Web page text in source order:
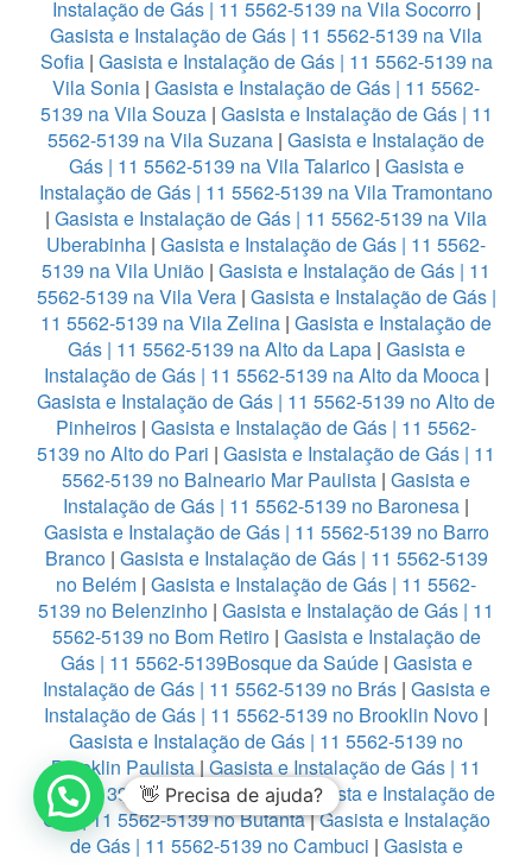
Instalação de Gás | 11 5562-5139 na Vila Socorro|
Gasista e Instalação de Gás | 11 5562-5139 na Vila
Sofia| Gasista e Instalação de Gás | 11 5562-5139 na
Vila Sonia | Gasista e Instalação de Gás | 11 5562-
5139 na Vila Souza| Gasista e Instalação de Gás | 11
5562-5139 na Vila Suzana | Gasista e Instalação de
Gás | 11 5562-5139 na Vila Talarico| Gasista e
Instalação de Gás | 11 5562-5139 na Vila Tramontano
| Gasista e Instalação de Gás | 11 5562-5139 na Vila
Uberabinha | Gasista e Instalação de Gás | 11 5562-
5139 na Vila União | Gasista e Instalação de Gás | 11
5562-5139 na Vila Vera| Gasista e Instalação de Gás |
11 5562-5139 na Vila Zelina | Gasista e Instalação de
Gás | 11 5562-5139 na Alto da Lapa| Gasista e
Instalação de Gás | 11 5562-5139 na Alto da Mooca|
Gasista e Instalação de Gás | 11 5562-5139 no Alto de
Pinheiros | Gasista e Instalação de Gás | 11 5562-
5139 no Alto do Pari | Gasista e Instalação de Gás | 11
5562-5139 no Balneario Mar Paulista | Gasista e
Instalação de Gás | 11 5562-5139 no Baronesa |
Gasista e Instalação de Gás | 11 5562-5139 no Barro
Branco| Gasista e Instalação de Gás | 11 5562-5139
no Belém | Gasista e Instalação de Gás | 11 5562-
5139 no Belenzinho | Gasista e Instalação de Gás | 11
5562-5139 no Bom Retiro| Gasista e Instalação de
Gás | 11 5562-5139Bosque da Saúde| Gasista e
Instalação de Gás | 11 5562-5139 no Brás| Gasista e
Instalação de Gás | 11 5562-5139 no Brooklin Novo |
Gasista e Instalação de Gás | 11 5562-5139 no
Brooklin Paulista | Gasista e Instalação de Gás | 11
5562-5139 no Burgo Paulista|Gasista e Instalação de
Gás | 11 5562-5139 no Butantã|Gasista e Instalação
de Gás | 11 5562-5139 no Cambuci | Gasista e
👋 Precisa de ajuda?